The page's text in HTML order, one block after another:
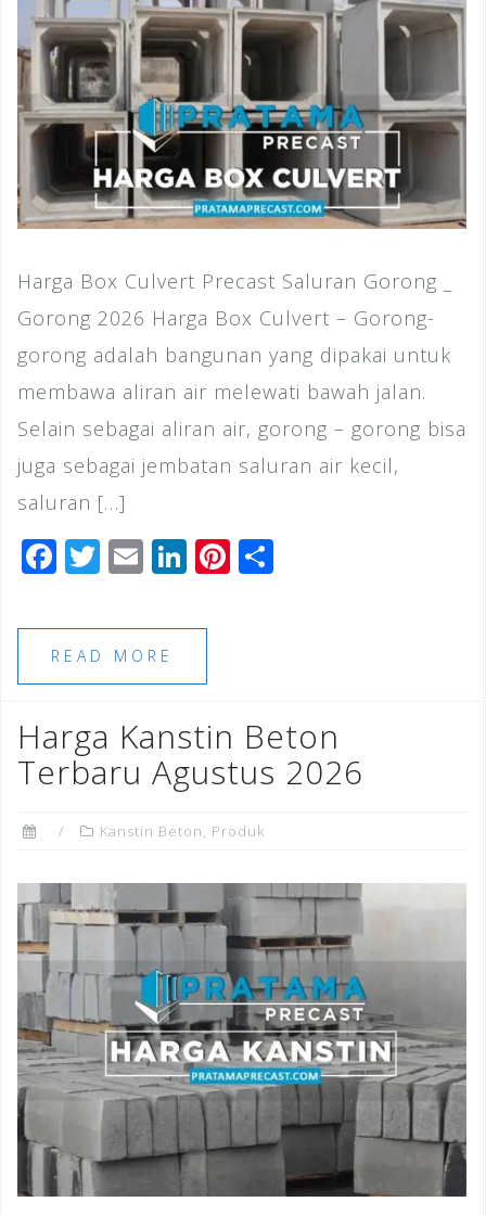
Harga Box Culvert Precast Saluran Gorong _
Gorong 2026 Harga Box Culvert – Gorong-
gorong adalah bangunan yang dipakai untuk
membawa aliran air melewati bawah jalan.
Selain sebagai aliran air, gorong – gorong bisa
juga sebagai jembatan saluran air kecil,
saluran […]
F
c
e
b
o
o
k
T
tt
e
r
E
ai
l
Li
k
dI
n
Pi
st
READ MORE
Harga Kanstin Beton
Terbaru Agustus 2026
Kanstin Beton, Produk